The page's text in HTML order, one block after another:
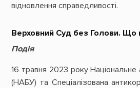
відновлення справедливості.
Верховний Суд без Голови. Що
Подія
16 травня 2023 року Національне
(НАБУ) та Спеціалізована